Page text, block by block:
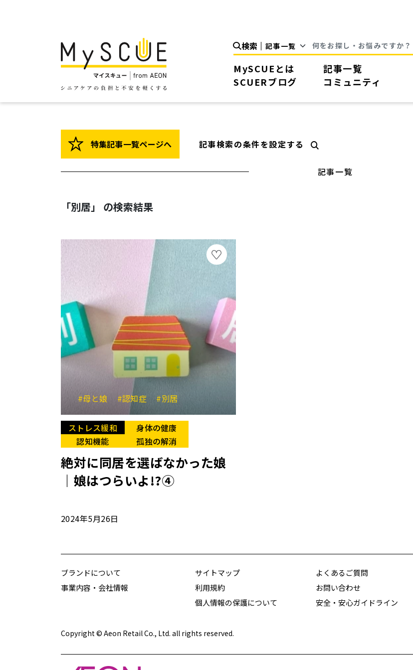
検索
MySCUEとは 記事一覧
SCUERブログ
コミュニティ
特集記事一覧ページへ 記事検索の条件を設定する
記事一覧
「別居」 の検索結果
#母と娘 #認知症 #別居
ストレス緩和
身体の健康
認知機能
孤独の解消
絶対に同居を選ばなかった娘
｜娘はつらいよ!?④
2024年5月26日
ブランドについて
事業内容・会社情報
サイトマップ
利用規約
個人情報の保護について
よくあるご質問
お問い合わせ
安全・安心ガイドライン
Copyright © Aeon Retail Co., Ltd. all rights reserved.